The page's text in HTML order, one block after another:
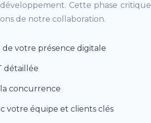
Cette phase critique
de notre collaboration.
votre présence digitale
détaillée
concurrence
votre équipe et clients clés